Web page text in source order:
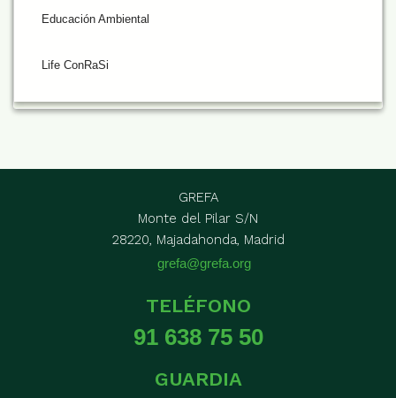
Educación Ambiental
Life ConRaSi
GREFA
Monte del Pilar S/N
28220, Majadahonda, Madrid
grefa@grefa.org
TELÉFONO
91 638 75 50
GUARDIA